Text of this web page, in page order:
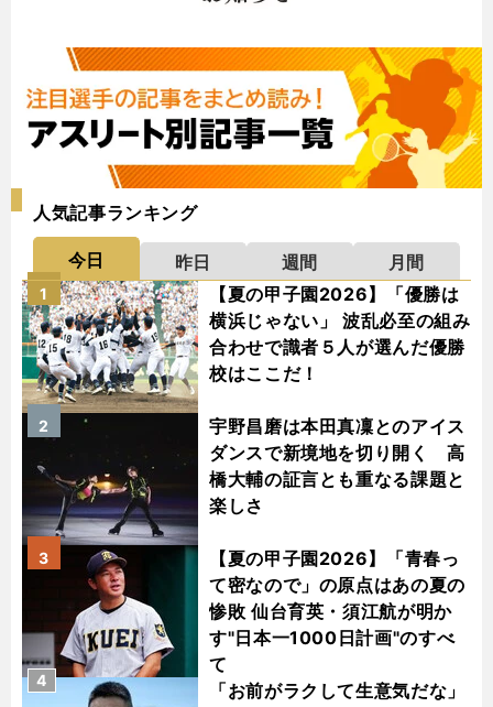
人気記事ランキング
今日 昨日 週間
月間
【夏の甲子園2026】「優勝は
横浜じゃない」 波乱必至の組み
合わせで識者５人が選んだ優勝
校はここだ！
1
宇野昌磨は本田真凜とのアイス
ダンスで新境地を切り開く 高
橋大輔の証言とも重なる課題と
楽しさ
2
【夏の甲子園2026】「青春っ
て密なので」の原点はあの夏の
惨敗 仙台育英・須江航が明か
す"日本一1000日計画"のすべ
て
3
「お前がラクして生意気だな」
4